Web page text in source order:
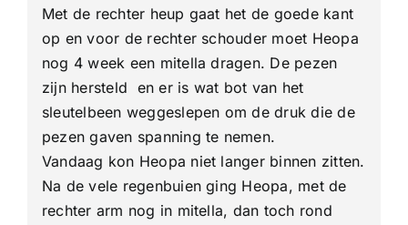
Met de rechter heup gaat het de goede kant
op en voor de rechter schouder moet Heopa
nog 4 week een mitella dragen. De pezen
zijn hersteld en er is wat bot van het
sleutelbeen weggeslepen om de druk die de
pezen gaven spanning te nemen.
Vandaag kon Heopa niet langer binnen zitten.
Na de vele regenbuien ging Heopa, met de
rechter arm nog in mitella, dan toch rond